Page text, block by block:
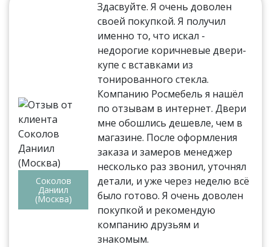
Соколов
Даниил
(Москва)
Здасвуйте. Я очень доволен
своей покупкой. Я получил
именно то, что искал -
недорогие коричневые двери-
купе с вставками из
тонированного стекла.
Компанию Росмебель я нашёл
по отзывам в интернет. Двери
мне обошлись дешевле, чем в
магазине. После оформления
заказа и замеров менеджер
несколько раз звонил, уточнял
детали, и уже через неделю всё
было готово. Я очень доволен
покупкой и рекомендую
компанию друзьям и
знакомым.